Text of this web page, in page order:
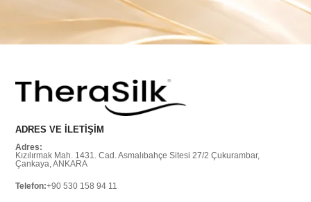
ADRES VE İLETİŞİM
Adres:
Kızılırmak Mah. 1431. Cad. Asmalıbahçe Sitesi 27/2 Çukurambar,
Çankaya, ANKARA
Telefon:+90 530 158 94 11